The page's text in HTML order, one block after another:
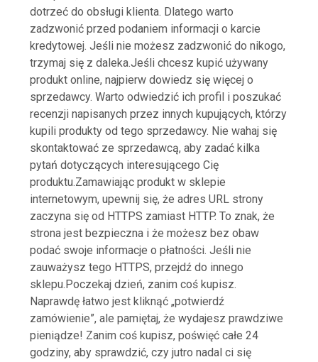
dotrzeć do obsługi klienta. Dlatego warto
zadzwonić przed podaniem informacji o karcie
kredytowej. Jeśli nie możesz zadzwonić do nikogo,
trzymaj się z daleka.Jeśli chcesz kupić używany
produkt online, najpierw dowiedz się więcej o
sprzedawcy. Warto odwiedzić ich profil i poszukać
recenzji napisanych przez innych kupujących, którzy
kupili produkty od tego sprzedawcy. Nie wahaj się
skontaktować ze sprzedawcą, aby zadać kilka
pytań dotyczących interesującego Cię
produktu.Zamawiając produkt w sklepie
internetowym, upewnij się, że adres URL strony
zaczyna się od HTTPS zamiast HTTP. To znak, że
strona jest bezpieczna i że możesz bez obaw
podać swoje informacje o płatności. Jeśli nie
zauważysz tego HTTPS, przejdź do innego
sklepu.Poczekaj dzień, zanim coś kupisz.
Naprawdę łatwo jest kliknąć „potwierdź
zamówienie”, ale pamiętaj, że wydajesz prawdziwe
pieniądze! Zanim coś kupisz, poświęć całe 24
godziny, aby sprawdzić, czy jutro nadal ci się